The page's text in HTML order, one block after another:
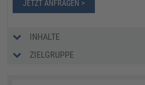
JETZT ANFRAGEN >
INHALTE
ZIELGRUPPE